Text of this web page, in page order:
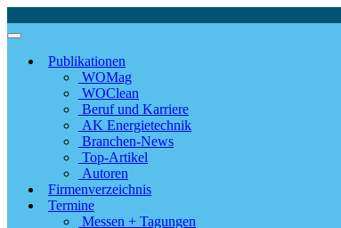
Publikationen
WOMag
WOClean
Beruf und Karriere
AK Energietechnik
Branchen-News
Top-Artikel
Autoren
Firmenverzeichnis
Termine
Messen + Tagungen